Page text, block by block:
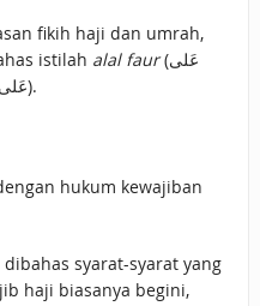
fikih haji dan umrah,
istilah alal faur(عَلى
(عَلى التَّرَاخِيْ).
hukum kewajiban
syarat-syarat yang
haji biasanya begini,